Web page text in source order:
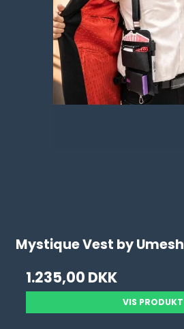
Mystique Vest by Umesh
1.235,00 DKK
VIS PRODUKT